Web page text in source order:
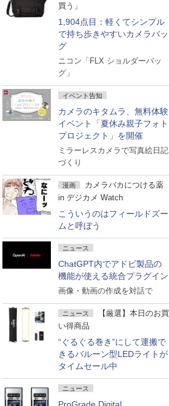
買う」
1,904点目：軽くてシンプル
で持ち歩きやすいカメラバッ
グ
ニコン「FLX ショルダーバッ
グ」
イベント告知
カメラのキタムラ、無料体験
イベント「夏休み親子フォト
プロジェクト」を開催
ミラーレスカメラで写真絵日記
づくり
漫画
カメラバカにつける薬
in デジカメ Watch
こういうのはフィールドズー
ムと呼ぼう
ニュース
ChatGPT内でアドビ製品の
機能が使える統合プラグイン
画像・動画の作成を対話で
ニュース
【厳選】本日のお買
い得商品
“ぐるぐる巻き”にして運搬で
きるバルーン型LEDライトが
タイムセール中
ニュース